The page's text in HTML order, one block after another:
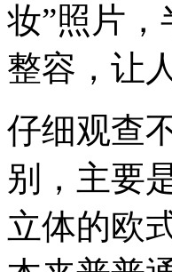
妆”照片
整容，让
仔细观查
别，主要
立体的欧